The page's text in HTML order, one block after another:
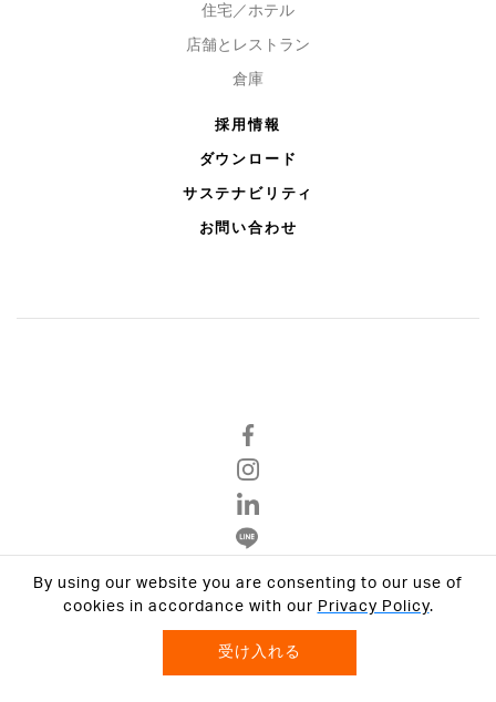
住宅／ホテル
店舗とレストラン
倉庫
採用情報
ダウンロード
サステナビリティ
お問い合わせ
Privacy Policy
Terms & Conditions
© 2026 VCON GROUP All Rights Reserved.
By using our website you are consenting to our use of
cookies in accordance with our Privacy Policy.
受け入れる